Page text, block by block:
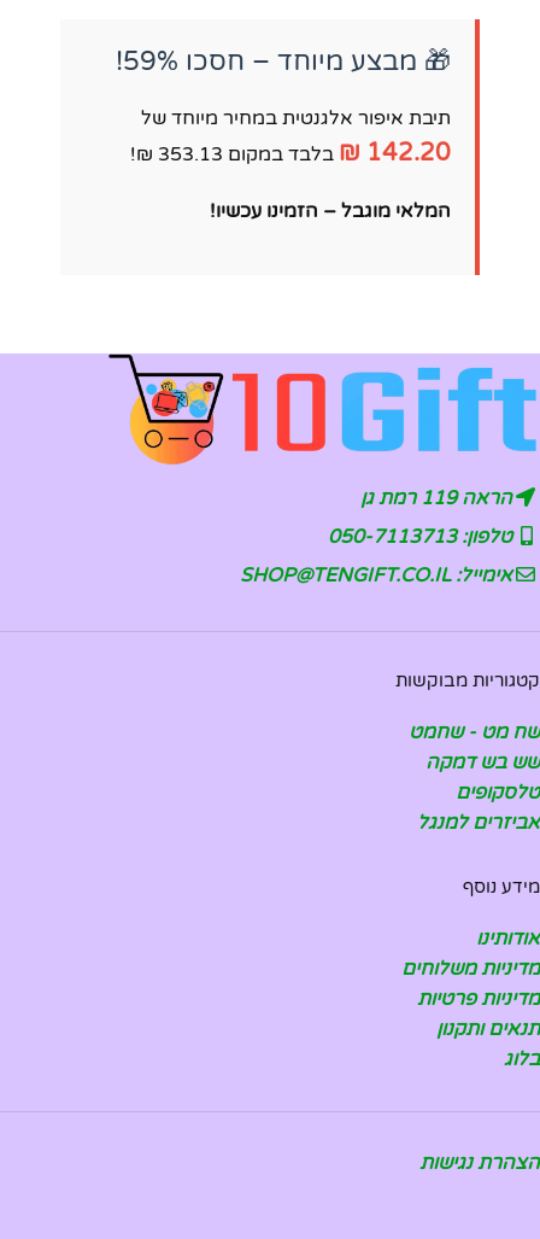
🎁 מבצע מיוחד – חסכו 59%!
תיבת איפור אלגנטית במחיר מיוחד של
142.20 ₪ בלבד במקום 353.13 ₪!
המלאי מוגבל – הזמינו עכשיו!
הראה 119 רמת גן
טלפון: 050-7113713
אימייל: SHOP@TENGIFT.CO.IL
קטגוריות מבוקשות
שח מט - שחמט
שש בש דמקה
טלסקופים
אביזרים למנגל
מידע נוסף
אודותינו
מדיניות משלוחים
מדיניות פרטיות
תנאים ותקנון
בלוג
הצהרת נגישות